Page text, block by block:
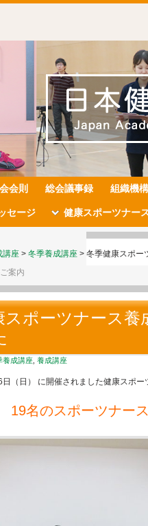
会則 総会議事録 組織機構
セージ 健康スポーツナー
講座 > 冬季養成講座 > 冬季健康スポー
案内
スポーツナース養
養成講座 養成講座
（日） に開催されました健康スポー
19名のスポーツナー